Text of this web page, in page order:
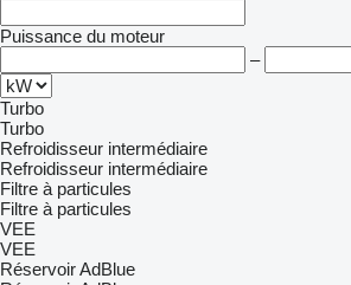
Puissance du moteur
–
Turbo
Turbo
Refroidisseur intermédiaire
Refroidisseur intermédiaire
Filtre à particules
Filtre à particules
VEE
VEE
Réservoir AdBlue